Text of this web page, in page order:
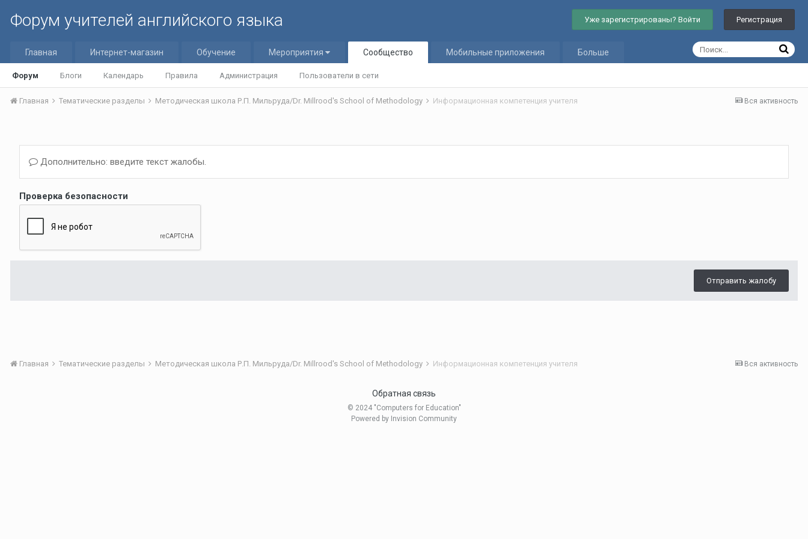
Форум учителей английского языка Уже зарегистрированы? Войти Регистрация
Главная Интернет-магазин Обучение Мероприятия Сообщество
Форум Блоги Календарь Правила Администрация Пользователи в сети
Мобильные приложения Больше
Вся активность
Главная Тематические разделы Методическая школа Р.П. Мильруда/Dr. Millrood's School of Methodology Информационная компетенция учителя
Дополнительно: введите текст жалобы.
Проверка безопасности
Отправить жалобу
Вся активность
Главная Тематические разделы Методическая школа Р.П. Мильруда/Dr. Millrood's School of Methodology Информационная компетенция учителя
Обратная связь
© 2024 "Computers for Education"
Powered by Invision Community